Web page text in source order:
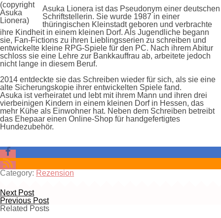
(copyright
Asuka
Lionera)
Asuka Lionera ist das Pseudonym einer deutschen
Schriftstellerin. Sie wurde 1987 in einer
thüringischen Kleinstadt geboren und verbrachte
ihre Kindheit in einem kleinen Dorf. Als Jugendliche begann
sie, Fan-Fictions zu ihren Lieblingsserien zu schreiben und
entwickelte kleine RPG-Spiele für den PC. Nach ihrem Abitur
schloss sie eine Lehre zur Bankkauffrau ab, arbeitete jedoch
nicht lange in diesem Beruf.
2014 entdeckte sie das Schreiben wieder für sich, als sie eine
alte Sicherungskopie ihrer entwickelten Spiele fand.
Asuka ist verheiratet und lebt mit ihrem Mann und ihren drei
vierbeinigen Kindern in einem kleinen Dorf in Hessen, das
mehr Kühe als Einwohner hat. Neben dem Schreiben betreibt
das Ehepaar einen Online-Shop für handgefertigtes
Hundezubehör.
Category: Rezension
Next Post
Previous Post
Related Posts